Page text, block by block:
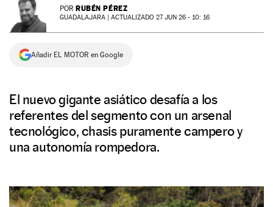
NEWSLETTER POR RUBÉN PÉREZ
GUADALAJARA | ACTUALIZADO 27 JUN 26 - 10: 16
Añadir EL MOTOR en Google
El nuevo gigante asiático desafía a los
referentes del segmento con un arsenal
tecnológico, chasis puramente campero y
una autonomía rompedora.